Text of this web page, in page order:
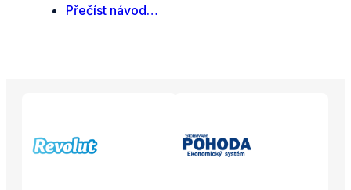
Přečíst návod…